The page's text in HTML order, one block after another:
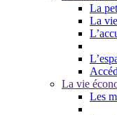
La
La
La vie
Les